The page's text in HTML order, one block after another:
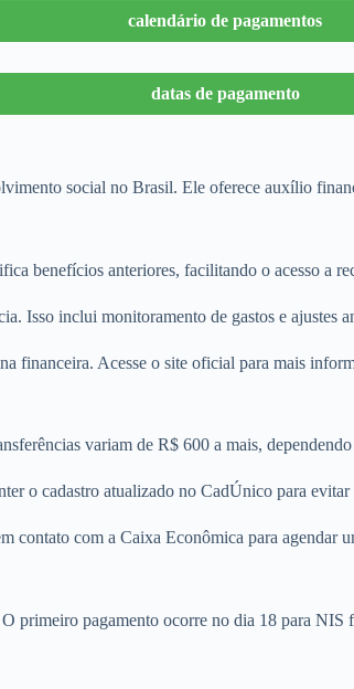
calendário de pagamentos
datas de pagamento
social no Brasil. Ele oferece auxílio
benefícios anteriores, facilitando o acesso a
Isso inclui monitoramento de gastos e ajustes
financeira. Acesse o site oficial para mais
variam de R$ 600 a mais,
o cadastro atualizado no CadÚnico para evitar
com a Caixa Econômica para agendar
primeiro pagamento ocorre no dia 18 para NIS